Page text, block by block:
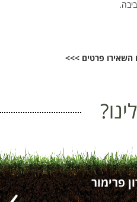
פרטים >>>
פרימור